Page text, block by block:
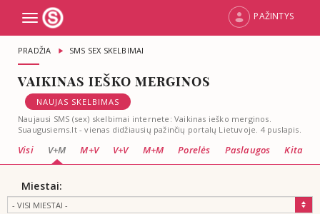
Toggle
navigation
PAŽINTYS
PRADŽIA SMS SEX SKELBIMAI
VAIKINAS IEŠKO MERGINOS
NAUJAS SKELBIMAS
Naujausi SMS (sex) skelbimai internete: Vaikinas ieško merginos.
Suaugusiems.lt - vienas didžiausių pažinčių portalų Lietuvoje. 4 puslapis.
Visi V+M M+V V+V M+M Porelės Paslaugos Kita
Miestai: